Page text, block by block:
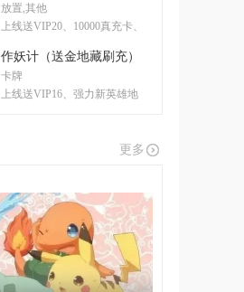
放置,其他
上线送VIP20、10000真充卡、
作妖计（送金地藏刷充）
卡牌
上线送VIP16、强力新英雄地
更多